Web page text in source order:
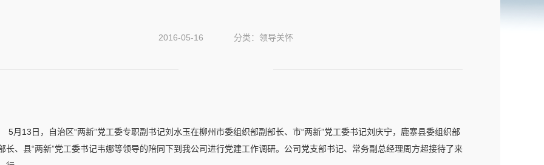
2016-05-16 分类：领导关怀
5月13日，自治区“两新”党工委专职副书记刘水玉在柳州市委组织部副部长、市“两新”党工委书记刘庆宁，鹿寨县委组织部
长、县“两新”党工委书记韦娜等领导的陪同下到我公司进行党建工作调研。公司党支部书记、常务副总经理周方超接待了来